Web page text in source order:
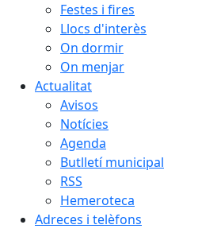
Festes i fires
Llocs d'interès
On dormir
On menjar
Actualitat
Avisos
Notícies
Agenda
Butlletí municipal
RSS
Hemeroteca
Adreces i telèfons